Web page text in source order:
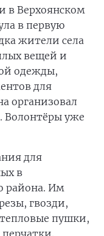
в Верхоянском
в первую
жители села
вещей и
одежды,
для
организовал
Волонтёры уже
для
в
района. Им
гвозди,
пушки,